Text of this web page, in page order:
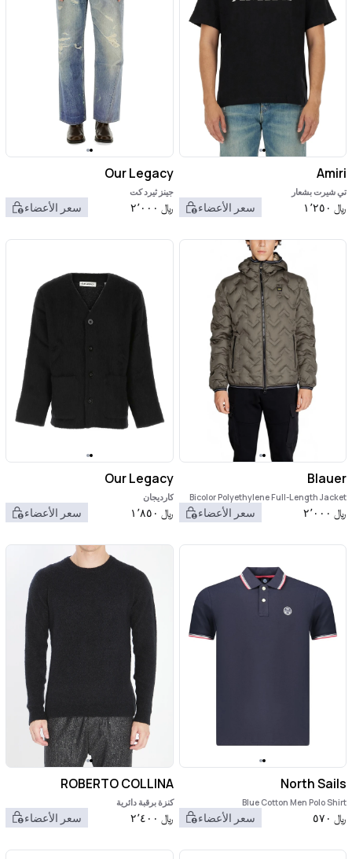
Amiri
تي شيرت بشعار
﷼ ١٬٢٥٠ سعر الأعضاء
Our Legacy
جينز ثيرد كت
﷼ ٢٬٠٠٠ سعر الأعضاء
Blauer
Bicolor Polyethylene Full-Length Jacket
﷼ ٢٬٠٠٠ سعر الأعضاء
Our Legacy
كارديجان
﷼ ١٬٨٥٠ سعر الأعضاء
North Sails
Blue Cotton Men Polo Shirt
﷼ ٥٧٠ سعر الأعضاء
ROBERTO COLLINA
كنزة برقبة دائرية
﷼ ٢٬٤٠٠ سعر الأعضاء